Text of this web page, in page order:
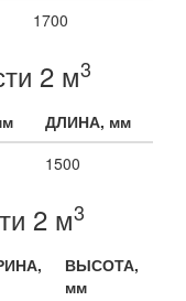
1700
2 м3
ДЛИНА, мм
1500
2 м3
ВЫСОТА,
мм